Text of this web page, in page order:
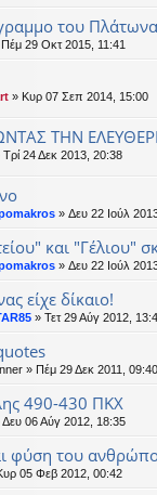
του Πλάτωνα
29 Οκτ 2015, 11:41
» Κυρ 07 Σεπ 2014, 15:00
ΤΗΝ
Τρί 24 Δεκ 2013, 20:38
» Δευ 22 Ιούλ
και "Γέλιου"
» Δευ 22 Ιούλ
είχε δίκαιο!
» Τετ 29 Αύγ 2012,
» Πέμ 29 Δεκ 2011, 09:40
490-430 ΠΚΧ
Δευ 06 Αύγ 2012, 18:35
φύση του
05 Φεβ 2012, 00:42